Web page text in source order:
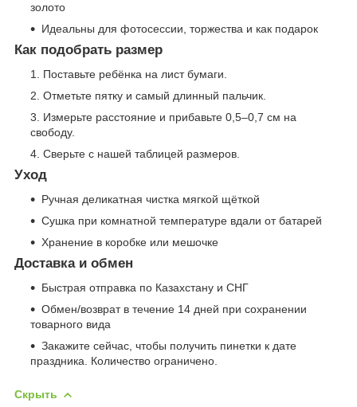
золото
Идеальны для фотосессии, торжества и как подарок
Как подобрать размер
Поставьте ребёнка на лист бумаги.
Отметьте пятку и самый длинный пальчик.
Измерьте расстояние и прибавьте 0,5–0,7 см на
свободу.
Сверьте с нашей таблицей размеров.
Уход
Ручная деликатная чистка мягкой щёткой
Сушка при комнатной температуре вдали от батарей
Хранение в коробке или мешочке
Доставка и обмен
Быстрая отправка по Казахстану и СНГ
Обмен/возврат в течение 14 дней при сохранении
товарного вида
Закажите сейчас, чтобы получить пинетки к дате
праздника. Количество ограничено.
Скрыть